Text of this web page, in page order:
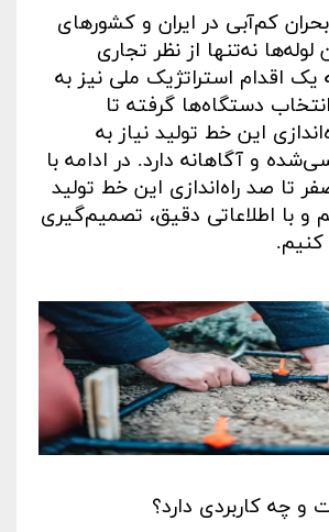
کم‌آبی در ایران و کشورهای
نه‌تنها از نظر تجاری
اقدام استراتژیک ملی نیز به
دستگاه‌ها گرفته تا
این خط تولید نیاز به
و آگاهانه دارد. در ادامه با
تا صد راه‌اندازی این خط تولید
و با اطلاعاتی دقیق، تصمیم‌گیری
کنیم.
و چه کاربردی دارد؟